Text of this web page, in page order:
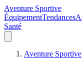
Aventure Sportive
ÉquipementTendances
Santé
Aventure Sportive